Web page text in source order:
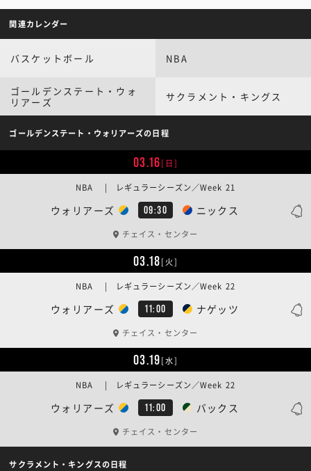
関連カレンダー
バスケットボール NBA
ゴールデンステート・ウォ
リアーズ
サクラメント・キングス
ゴールデンステート・ウォリアーズの日程
03.16[日]
ウォリアーズ 09:30 ニックス
NBA | レギュラーシーズン／Week 21
チェイス・センター
03.18[火]
ウォリアーズ 11:00 ナゲッツ
NBA | レギュラーシーズン／Week 22
チェイス・センター
03.19[水]
ウォリアーズ 11:00 バックス
NBA | レギュラーシーズン／Week 22
チェイス・センター
サクラメント・キングスの日程